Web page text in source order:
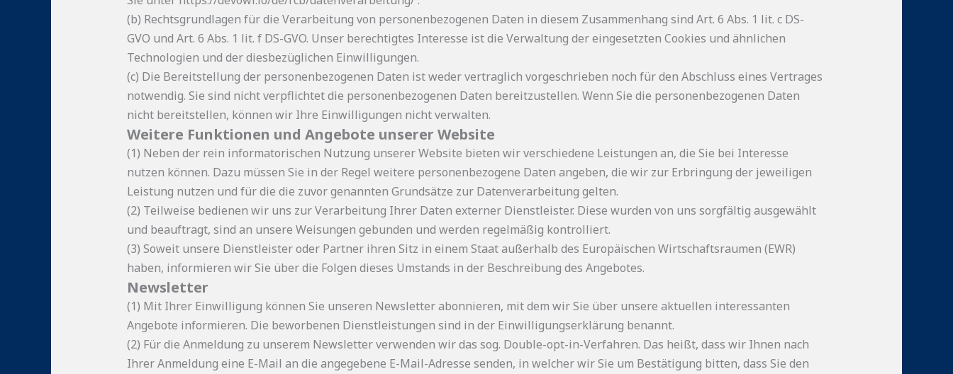
(b) Rechtsgrundlagen für die Verarbeitung von personenbezogenen Daten in diesem Zusammenhang sind Art. 6 Abs. 1 lit. c DS-
GVO und Art. 6 Abs. 1 lit. f DS-GVO. Unser berechtigtes Interesse ist die Verwaltung der eingesetzten Cookies und ähnlichen
Technologien und der diesbezüglichen Einwilligungen.
(c) Die Bereitstellung der personenbezogenen Daten ist weder vertraglich vorgeschrieben noch für den Abschluss eines Vertrages
notwendig. Sie sind nicht verpflichtet die personenbezogenen Daten bereitzustellen. Wenn Sie die personenbezogenen Daten
nicht bereitstellen, können wir Ihre Einwilligungen nicht verwalten.
Weitere Funktionen und Angebote unserer Website
(1) Neben der rein informatorischen Nutzung unserer Website bieten wir verschiedene Leistungen an, die Sie bei Interesse
nutzen können. Dazu müssen Sie in der Regel weitere personenbezogene Daten angeben, die wir zur Erbringung der jeweiligen
Leistung nutzen und für die die zuvor genannten Grundsätze zur Datenverarbeitung gelten.
(2) Teilweise bedienen wir uns zur Verarbeitung Ihrer Daten externer Dienstleister. Diese wurden von uns sorgfältig ausgewählt
und beauftragt, sind an unsere Weisungen gebunden und werden regelmäßig kontrolliert.
(3) Soweit unsere Dienstleister oder Partner ihren Sitz in einem Staat außerhalb des Europäischen Wirtschaftsraumen (EWR)
haben, informieren wir Sie über die Folgen dieses Umstands in der Beschreibung des Angebotes.
Newsletter
(1) Mit Ihrer Einwilligung können Sie unseren Newsletter abonnieren, mit dem wir Sie über unsere aktuellen interessanten
Angebote informieren. Die beworbenen Dienstleistungen sind in der Einwilligungserklärung benannt.
(2) Für die Anmeldung zu unserem Newsletter verwenden wir das sog. Double-opt-in-Verfahren. Das heißt, dass wir Ihnen nach
Ihrer Anmeldung eine E-Mail an die angegebene E-Mail-Adresse senden, in welcher wir Sie um Bestätigung bitten, dass Sie den